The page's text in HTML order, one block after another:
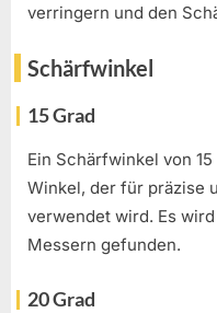
verringern und den
Schärfwinkel
15 Grad
Ein Schärfwinkel von
Winkel, der für präzise
verwendet wird. Es
Messern gefunden.
20 Grad